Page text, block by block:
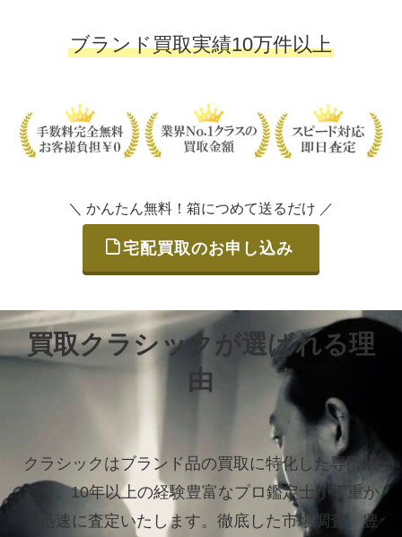
ブランド買取実績10万件以上
＼ かんたん無料！箱につめて送るだけ ／
宅配買取のお申し込み
買取クラシックが選ばれる理
由
クラシックはブランド品の買取に特化した専門店
です。10年以上の経験豊富なプロ鑑定士が丁重か
つ迅速に査定いたします。 徹底した市場調査、豊